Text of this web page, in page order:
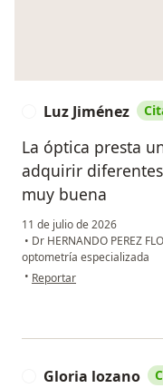
Luz Jiménez
La óptica presta
adquirir
muy buena
11 de julio de 2026
• Dr HERNANDO PEREZ
optometría especializada
• en opinión del usuario Luz
Reportar
Gloria lozano